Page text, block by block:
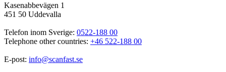
Kasenabbevägen 1
451 50 Uddevalla
Telefon inom Sverige: 0522-188 00
Telephone other countries: +46 522-188 00
E-post: info@scanfast.se